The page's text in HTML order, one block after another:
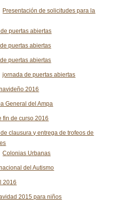
Presentación de solicitudes para la
puertas abiertas
puertas abiertas
puertas abiertas
jornada de puertas abiertas
2016
General del Ampa
fin de curso 2016
clausura y entrega de trofeos de
Colonias Urbanas
del Autismo
2016
2015 para niños